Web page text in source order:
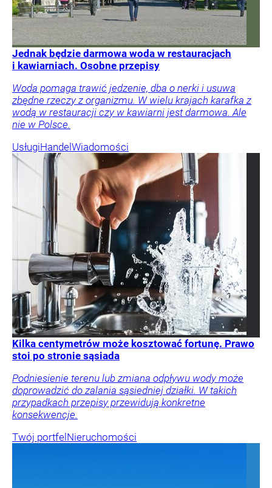
Jednak będzie darmowa woda w restauracjach
i kawiarniach. Osobne przepisy
Woda pomaga trawić jedzenie, dba o nerki i usuwa
zbędne rzeczy z organizmu. W wielu krajach karafka z
wodą w restauracji czy w kawiarni jest darmowa. Ale
nie w Polsce.
UsługiHandelWiadomości
Kilka centymetrów może kosztować fortunę. Prawo
stoi po stronie sąsiada
Podniesienie terenu lub zmiana odpływu wody może
doprowadzić do zalania sąsiedniej działki. W takich
przypadkach przepisy przewidują konkretne
konsekwencje.
Twój portfelNieruchomości